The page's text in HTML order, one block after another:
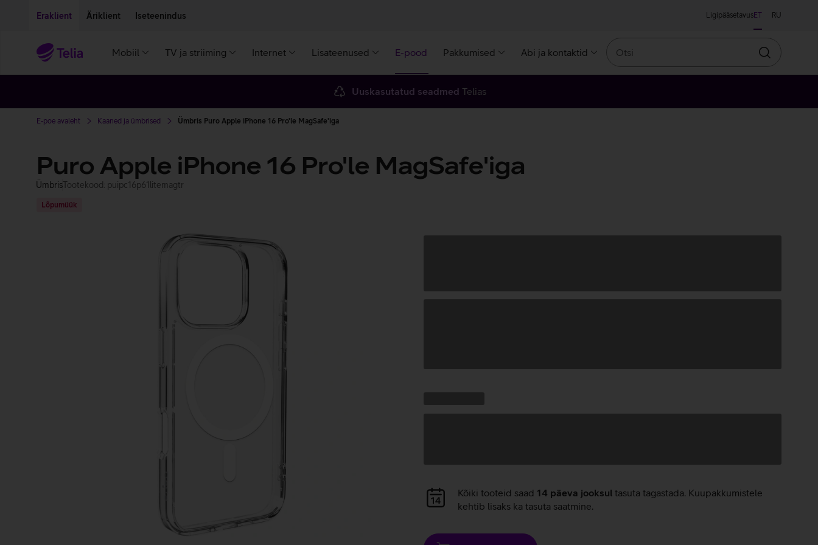
Eraklient Äriklient Iseteenindus LigipääsetavusET RU
Mobiil TV ja striiming Internet Lisateenused E-pood Pakkumised Abi ja kontaktid
Otsin
Uuskasutatud seadmed Telias
E-poe avaleht Kaaned ja ümbrised Ümbris Puro Apple iPhone 16 Pro'le MagSafe'iga
Puro Apple iPhone 16 Pro'le MagSafe'iga
ÜmbrisTootekood: puipc16p61litemagtr
Lõpumüük
Andmete
laadimine
Kõiki tooteid saad 14 päeva jooksul tasuta tagastada. Kuupakkumistele
kehtib lisaks ka tasuta saatmine.